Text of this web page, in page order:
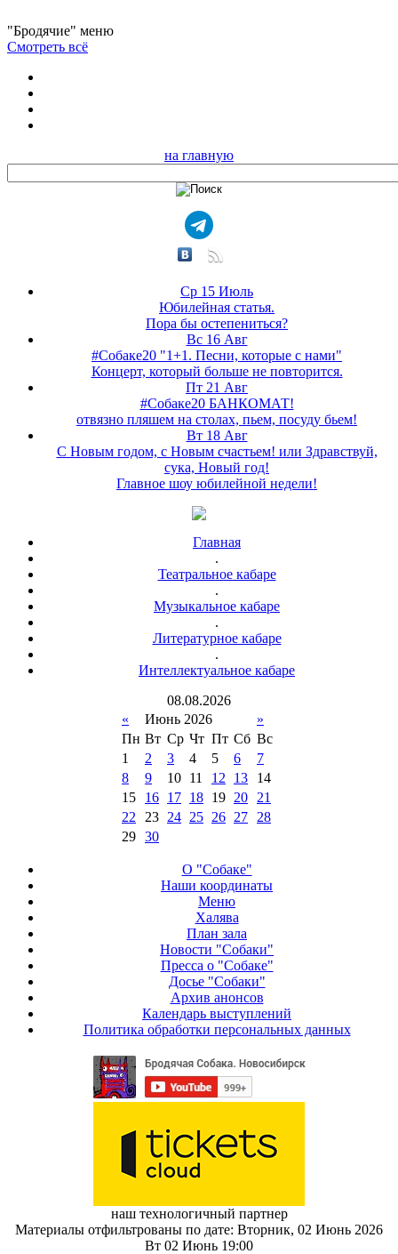
"Бродячие" меню
Смотреть всё
на главную
Ср 15 Июль
Юбилейная статья.
Пора бы остепениться?
Вс 16 Авг
#Собаке20 "1+1. Песни, которые с нами"
Концерт, который больше не повторится.
Пт 21 Авг
#Собаке20 БАНКОМАТ!
отвязно пляшем на столах, пьем, посуду бьем!
Вт 18 Авг
С Новым годом, с Новым счастьем! или Здравствуй,
сука, Новый год!
Главное шоу юбилейной недели!
Главная
.
Театральное кабаре
.
Музыкальное кабаре
.
Литературное кабаре
.
Интеллектуальное кабаре
08.08.2026
«
Июнь 2026
»
Пн Вт Ср Чт Пт Сб Вс
1
2 3 4 5 6
7
8
9 10 11 12 13
14
15
16 17 18 19 20
21
22
23 24 25 26 27
28
29 30
О "Собаке"
Наши координаты
Меню
Халява
План зала
Новости "Собаки"
Пресса о "Собаке"
Досье "Собаки"
Архив анонсов
Календарь выступлений
Политика обработки персональных данных
наш технологичный партнер
Материалы отфильтрованы по дате: Вторник, 02 Июнь 2026
Вт 02 Июнь 19:00